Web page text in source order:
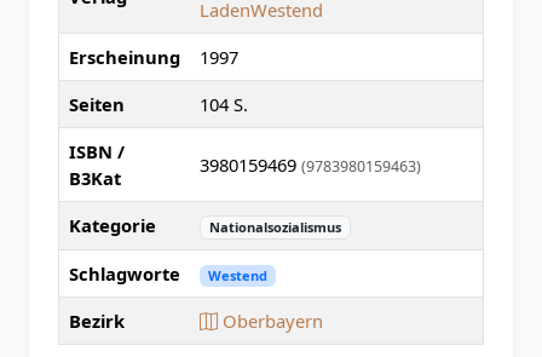
LadenWestend
Erscheinung
1997
Seiten
104 S.
ISBN /
B3Kat
3980159469 (9783980159463)
Kategorie Nationalsozialismus
Schlagworte Westend
Bezirk Oberbayern